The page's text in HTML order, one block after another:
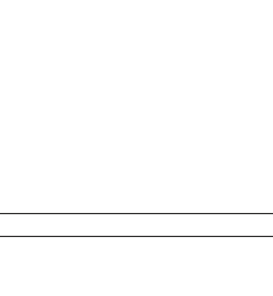
Хомуты стальные